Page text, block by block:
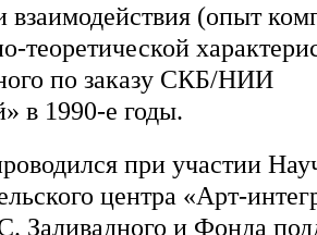
(опыт
теоретической
по заказу СКБ/НИИ
в 1990-е годы.
при участии
центра «Арт-
Заливадного и Фонда